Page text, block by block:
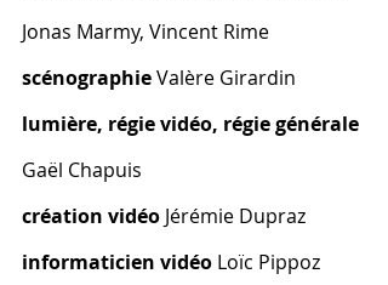
Jonas Marmy, Vincent Rime
scénographie Valère Girardin
lumière, régie vidéo, régie générale
Gaël Chapuis
création vidéo Jérémie Dupraz
informaticien vidéo Loïc Pippoz